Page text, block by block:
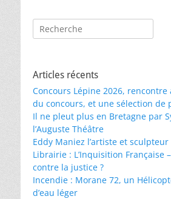
Rechercher :
Articles récents
Concours Lépine 2026,
du concours, et une sélection de
Il ne pleut plus en Bretagne par
l’Auguste Théâtre
Eddy Maniez l’artiste et
Librairie : L’Inquisition Française
contre la justice ?
Incendie : Morane 72, un
d’eau léger